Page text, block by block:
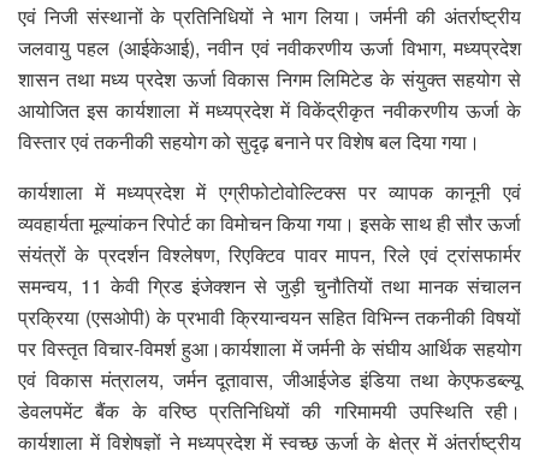
एवं निजी संस्थानों के प्रतिनिधियों ने भाग लिया। जर्मनी की अंतर्राष्ट्रीय
जलवायु पहल (आईकेआई), नवीन एवं नवीकरणीय ऊर्जा विभाग, मध्यप्रदेश
शासन तथा मध्य प्रदेश ऊर्जा विकास निगम लिमिटेड के संयुक्त सहयोग से
आयोजित इस कार्यशाला में मध्यप्रदेश में विकेंद्रीकृत नवीकरणीय ऊर्जा के
विस्तार एवं तकनीकी सहयोग को सुदृढ़ बनाने पर विशेष बल दिया गया।
कार्यशाला में मध्यप्रदेश में एग्रीफोटोवोल्टिक्स पर व्यापक कानूनी एवं
व्यवहार्यता मूल्यांकन रिपोर्ट का विमोचन किया गया। इसके साथ ही सौर ऊर्जा
संयंत्रों के प्रदर्शन विश्लेषण, रिएक्टिव पावर मापन, रिले एवं ट्रांसफार्मर
समन्वय, 11 केवी ग्रिड इंजेक्शन से जुड़ी चुनौतियों तथा मानक संचालन
प्रक्रिया (एसओपी) के प्रभावी क्रियान्वयन सहित विभिन्न तकनीकी विषयों
पर विस्तृत विचार-विमर्श हुआ।कार्यशाला में जर्मनी के संघीय आर्थिक सहयोग
एवं विकास मंत्रालय, जर्मन दूतावास, जीआईजेड इंडिया तथा केएफडब्ल्यू
डेवलपमेंट बैंक के वरिष्ठ प्रतिनिधियों की गरिमामयी उपस्थिति रही।
कार्यशाला में विशेषज्ञों ने मध्यप्रदेश में स्वच्छ ऊर्जा के क्षेत्र में अंतर्राष्ट्रीय